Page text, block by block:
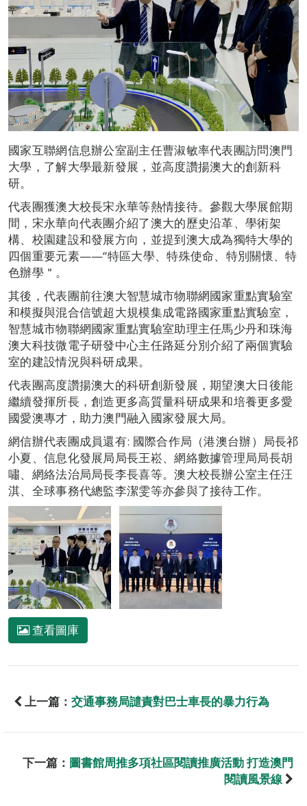
國家互聯網信息辦公室副主任曹淑敏率代表團訪問澳門
大學，了解大學最新發展，並高度讚揚澳大的創新科
研。
代表團獲澳大校長宋永華等熱情接待。參觀大學展館期
間，宋永華向代表團介紹了澳大的歷史沿革、學術架
構、校園建設和發展方向，並提到澳大成為獨特大學的
四個重要元素——“特區大學、特殊使命、特別關懷、特
色辦學＂。
其後，代表團前往澳大智慧城市物聯網國家重點實驗室
和模擬與混合信號超大規模集成電路國家重點實驗室，
智慧城市物聯網國家重點實驗室助理主任馬少丹和珠海
澳大科技微電子研發中心主任路延分別介紹了兩個實驗
室的建設情況與科研成果。
代表團高度讚揚澳大的科研創新發展，期望澳大日後能
繼續發揮所長，創造更多高質量科研成果和培養更多愛
國愛澳專才，助力澳門融入國家發展大局。
網信辦代表團成員還有: 國際合作局（港澳台辦）局長祁
小夏、信息化發展局局長王崧、網絡數據管理局局長胡
嘯、網絡法治局局長李長喜等。澳大校長辦公室主任汪
淇、全球事務代總監李潔雯等亦參與了接待工作。
查看圖庫
上一篇： 交通事務局譴責對巴士車長的暴力行為
下一篇： 圖書館周推多項社區閱讀推廣活動 打造澳門
閱讀風景線